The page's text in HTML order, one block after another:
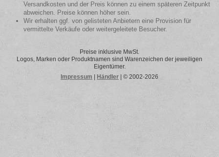
Versandkosten und der Preis können zu einem späteren Zeitpunkt
abweichen. Preise können höher sein.
Wir erhalten ggf. von gelisteten Anbietern eine Provision für
vermittelte Verkäufe oder weitergeleitete Besucher.
Preise inklusive MwSt.
Logos, Marken oder Produktnamen sind Warenzeichen der jeweiligen
Eigentümer.
Impressum
Händler | © 2002-2026